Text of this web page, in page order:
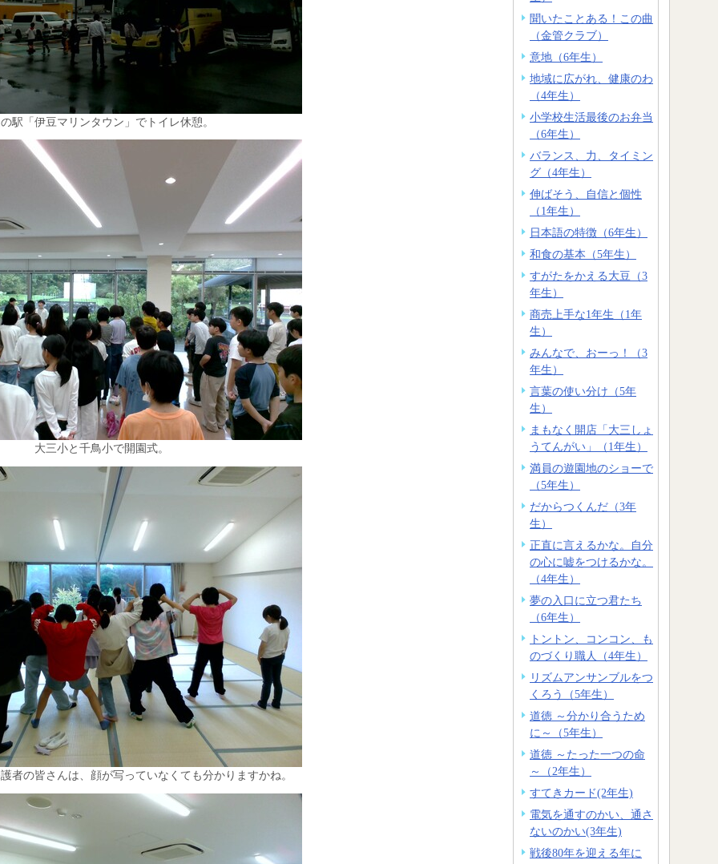
駅「伊豆マリンタウン」でトイレ休憩。
大三小と千鳥小で開園式。
者の皆さんは、顔が写っていなくても分かりますかね。
聞いたことある！この曲
（金管クラブ）
意地（6年生）
地域に広がれ、健康のわ
（4年生）
小学校生活最後のお弁当
（6年生）
バランス、力、タイミン
グ（4年生）
伸ばそう、自信と個性
（1年生）
日本語の特徴（6年生）
和食の基本（5年生）
すがたをかえる大豆（3
年生）
商売上手な1年生（1年
生）
みんなで、おーっ！（3
年生）
言葉の使い分け（5年
生）
まもなく開店「大三しょ
うてんがい」（1年生）
満員の遊園地のショーで
（5年生）
だからつくんだ（3年
生）
正直に言えるかな。自分
の心に嘘をつけるかな。
（4年生）
夢の入口に立つ君たち
（6年生）
トントン、コンコン、も
のづくり職人（4年生）
リズムアンサンブルをつ
くろう（5年生）
道徳 ～分かり合うため
に～（5年生）
道徳 ～たった一つの命
～（2年生）
すてきカード(2年生)
電気を通すのかい、通さ
ないのかい(3年生)
戦後80年を迎える年に